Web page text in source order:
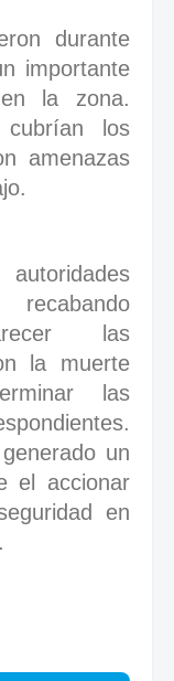
durante
importante
la zona.
cubrían los
amenazas
las
la muerte
las
un
el accionar
en